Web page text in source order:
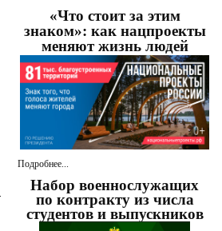
«Что стоит за этим
знаком»: как нацпроекты
меняют жизнь людей
Подробнее...
Набор военнослужащих
по контракту из числа
студентов и выпускников